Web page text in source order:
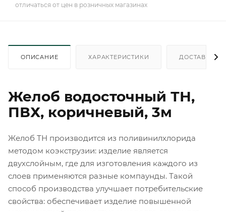
отличаться от цен в розничных магазинах
ОПИСАНИЕ ХАРАКТЕРИСТИКИ ДОСТАВКА
Желоб водосточный ТН,
ПВХ, коричневый, 3м
Желоб ТН производится из поливинилхлорида
методом коэкструзии: изделие является
двухслойным, где для изготовления каждого из
слоев применяются разные компаунды. Такой
способ производства улучшает потребительские
свойства: обеспечивает изделие повышенной